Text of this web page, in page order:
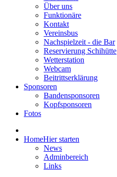
Über uns
Funktionäre
Kontakt
Vereinsbus
Nachspielzeit - die Bar
Reservierung Schihütte
Wetterstation
Webcam
Beitrittserklärung
Sponsoren
Bandensponsoren
Kopfsponsoren
Fotos
HomeHier starten
News
Adminbereich
Links